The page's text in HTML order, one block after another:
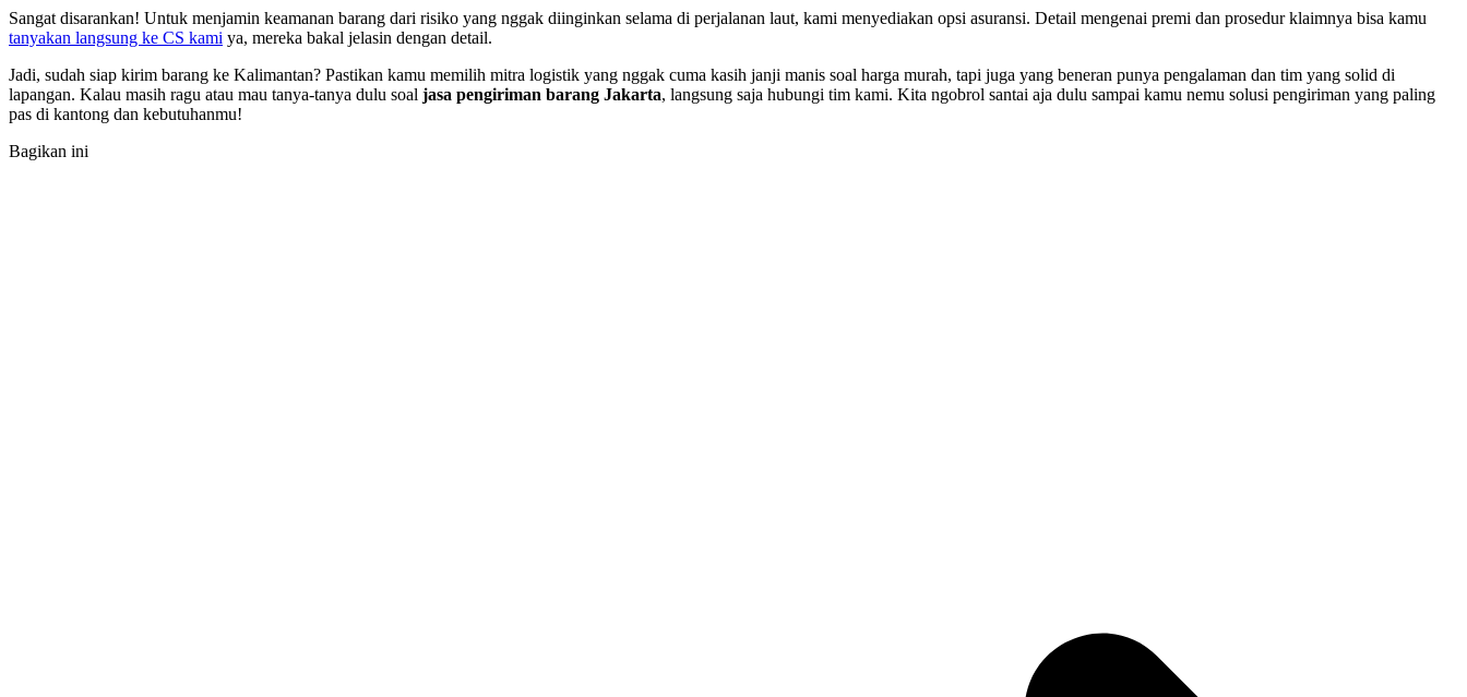
Sangat disarankan! Untuk menjamin keamanan barang dari risiko yang nggak diinginkan selama di perjalanan laut, kami menyediakan opsi asuransi. Detail mengenai premi dan prosedur klaimnya bisa kamu
tanyakan langsung ke CS kami ya, mereka bakal jelasin dengan detail.
Jadi, sudah siap kirim barang ke Kalimantan? Pastikan kamu memilih mitra logistik yang nggak cuma kasih janji manis soal harga murah, tapi juga yang beneran punya pengalaman dan tim yang solid di
lapangan. Kalau masih ragu atau mau tanya-tanya dulu soal jasa pengiriman barang Jakarta, langsung saja hubungi tim kami. Kita ngobrol santai aja dulu sampai kamu nemu solusi pengiriman yang paling
pas di kantong dan kebutuhanmu!
Bagikan ini